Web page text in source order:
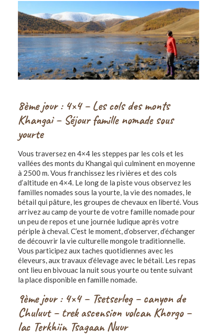
8ème jour : 4×4 – Les cols des monts
Khangai – Séjour famille nomade sous
yourte
Vous traversez en 4×4 les steppes par les cols et les
vallées des monts du Khangai qui culminent en moyenne
à 2500 m. Vous franchissez les rivières et des cols
d’altitude en 4×4. Le long de la piste vous observez les
familles nomades sous la yourte, la vie des nomades, le
bétail qui pâture, les groupes de chevaux en liberté. Vous
arrivez au camp de yourte de votre famille nomade pour
un peu de repos et une journée ludique après votre
périple à cheval. C’est le moment, d’observer, d’échanger
de découvrir la vie culturelle mongole traditionnelle.
Vous participez aux taches quotidiennes avec les
éleveurs, aux travaux d’élevage avec le bétail. Les repas
ont lieu en bivouac la nuit sous yourte ou tente suivant
la place disponible en famille nomade.
9ème jour : 4×4 – Tsetserleg – canyon de
Chuluut – trek ascension volcan Khorgo –
lac Terkhiin Tsagaan Nuur